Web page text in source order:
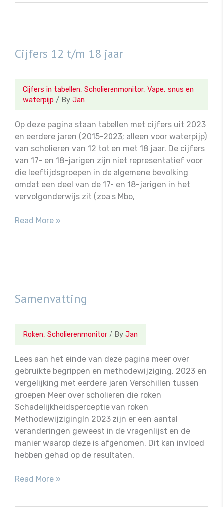
Cijfers 12 t/m 18 jaar
Cijfers in tabellen, Scholierenmonitor, Vape, snus en
waterpijp / By Jan
Op deze pagina staan tabellen met cijfers uit 2023
en eerdere jaren (2015-2023; alleen voor waterpijp)
van scholieren van 12 tot en met 18 jaar. De cijfers
van 17- en 18-jarigen zijn niet representatief voor
die leeftijdsgroepen in de algemene bevolking
omdat een deel van de 17- en 18-jarigen in het
vervolgonderwijs zit (zoals Mbo,
Cijfers
Read More »
Samenvatting
Roken, Scholierenmonitor / By Jan
Lees aan het einde van deze pagina meer over
gebruikte begrippen en methodewijziging. 2023 en
vergelijking met eerdere jaren Verschillen tussen
groepen Meer over scholieren die roken
Schadelijkheidsperceptie van roken
MethodewijzigingIn 2023 zijn er een aantal
veranderingen geweest in de vragenlijst en de
manier waarop deze is afgenomen. Dit kan invloed
hebben gehad op de resultaten.
Samenvatting
Read More »